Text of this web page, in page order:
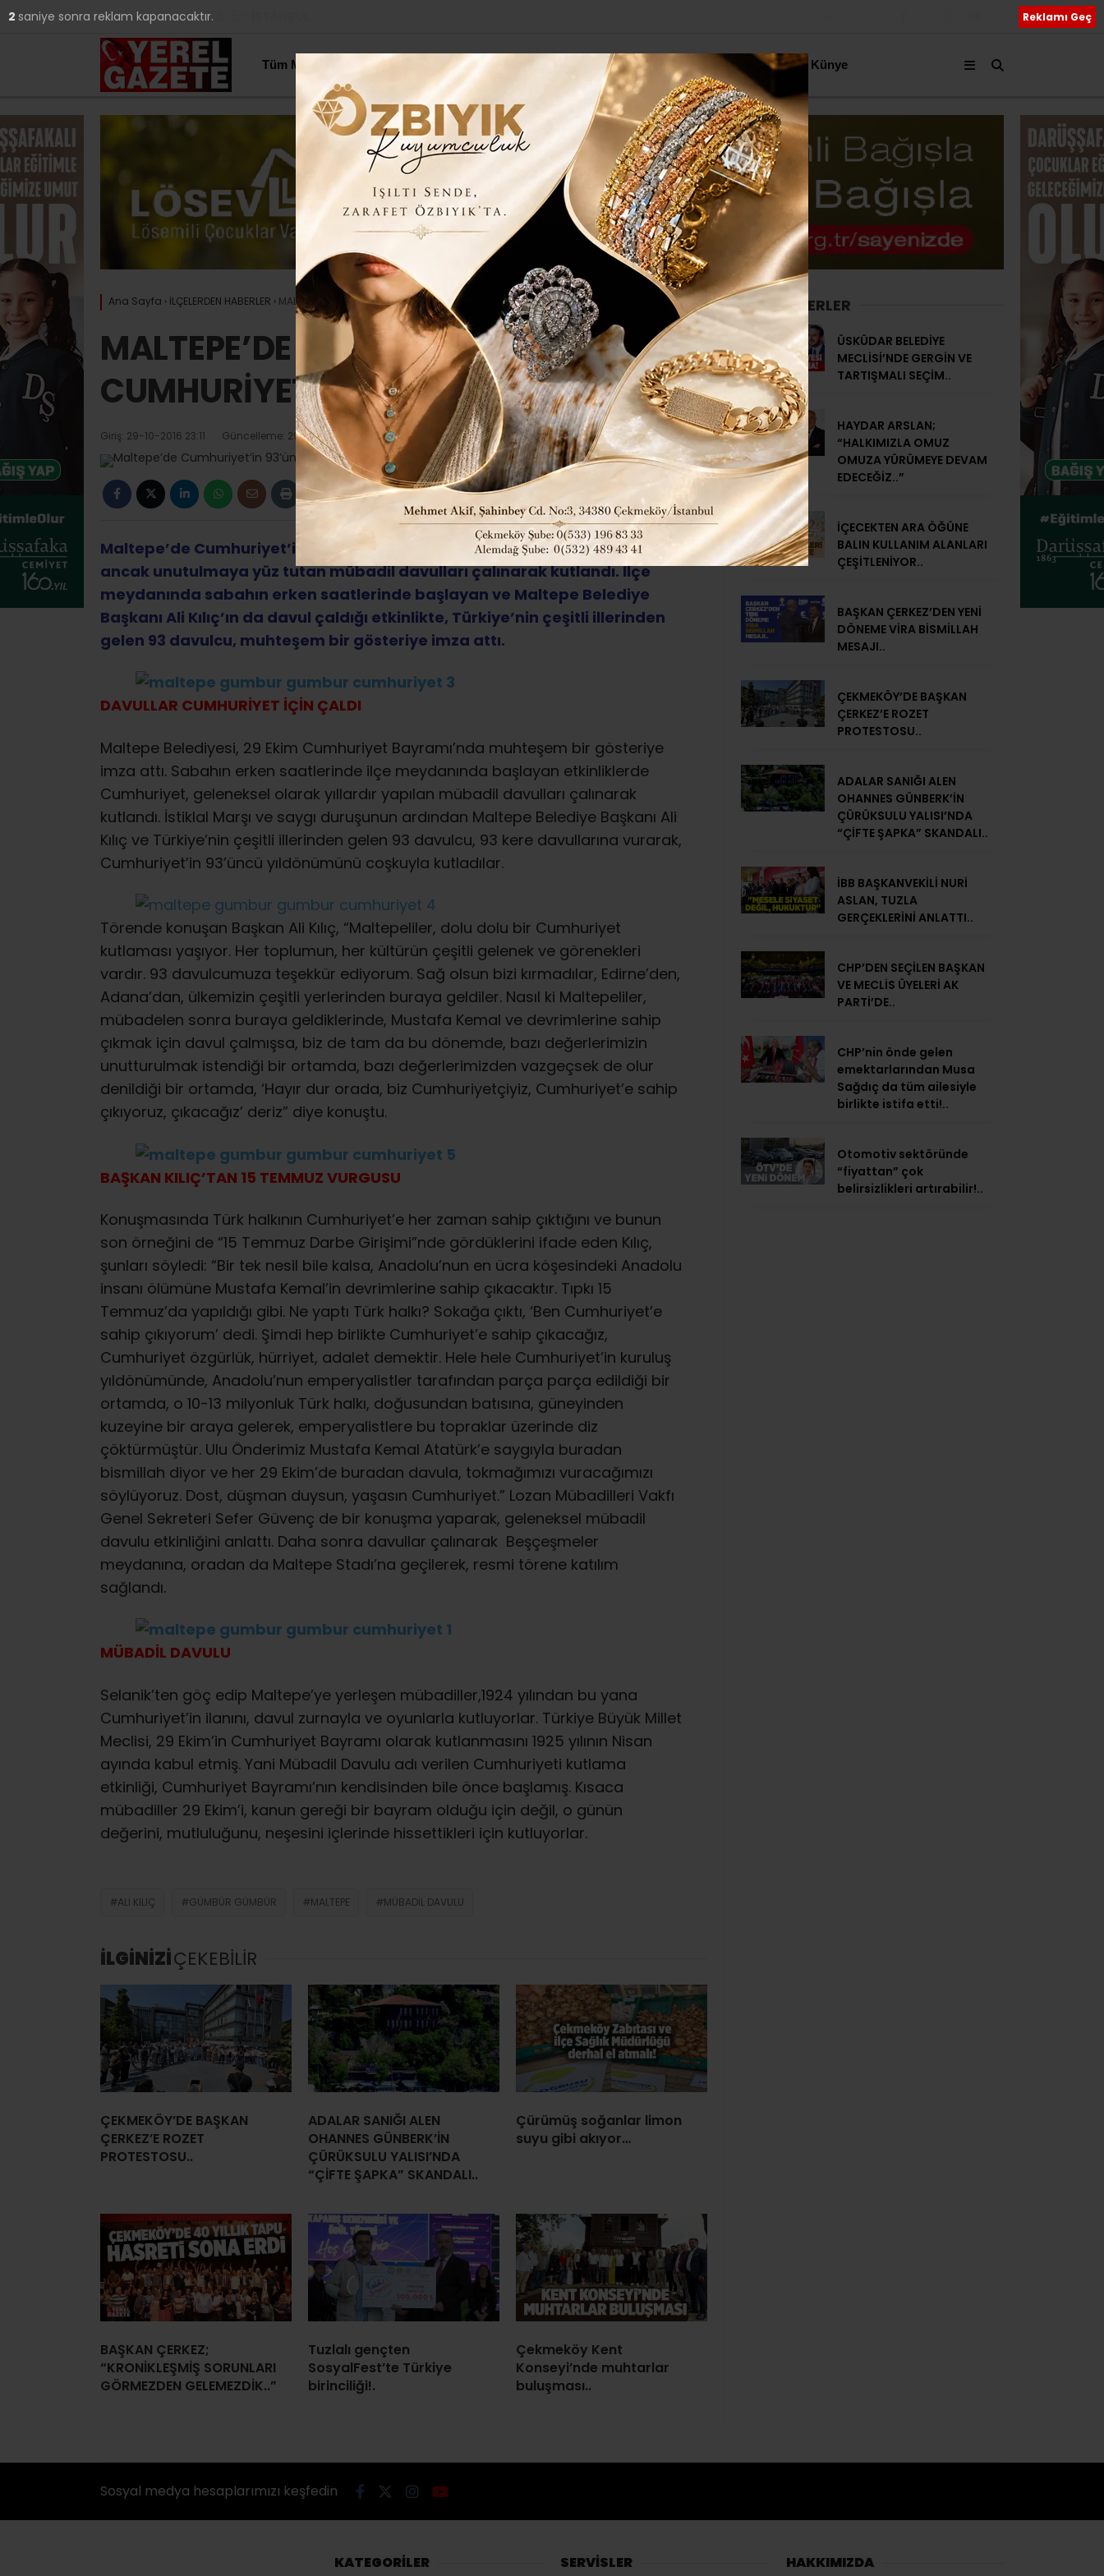
YAZARLAR 24.5
Tüm Manşetler Yerel Haberler Genel Siyaset Kültür Sanat Hakkımızda Künye
Ana Sayfa › İLÇELERDEN HABERLER › MALTEPE’DE GÜMBÜR GÜMBÜR CUMHURİYET..
MALTEPE’DE GÜMBÜR GÜMBÜR
CUMHURİYET..
Giriş: 29-10-2016 23:11 Güncelleme: 29-10-2016 23:16 255 İLÇELERDEN HABERLER
Maltepe’de Cumhuriyet’in 93’üncü yılı, geleneksel olarak yıllardır yapılan
ancak unutulmaya yüz tutan mübadil davulları çalınarak kutlandı. İlçe
meydanında sabahın erken saatlerinde başlayan ve Maltepe Belediye
Başkanı Ali Kılıç’ın da davul çaldığı etkinlikte, Türkiye’nin çeşitli illerinden
gelen 93 davulcu, muhteşem bir gösteriye imza attı.
DAVULLAR CUMHURİYET İÇİN ÇALDI
Maltepe Belediyesi, 29 Ekim Cumhuriyet Bayramı’nda muhteşem bir gösteriye
imza attı. Sabahın erken saatlerinde ilçe meydanında başlayan etkinliklerde
Cumhuriyet, geleneksel olarak yıllardır yapılan mübadil davulları çalınarak
kutlandı. İstiklal Marşı ve saygı duruşunun ardından Maltepe Belediye Başkanı Ali
Kılıç ve Türkiye’nin çeşitli illerinden gelen 93 davulcu, 93 kere davullarına vurarak,
Cumhuriyet’in 93’üncü yıldönümünü coşkuyla kutladılar.
Törende konuşan Başkan Ali Kılıç, “Maltepeliler, dolu dolu bir Cumhuriyet
kutlaması yaşıyor. Her toplumun, her kültürün çeşitli gelenek ve görenekleri
vardır. 93 davulcumuza teşekkür ediyorum. Sağ olsun bizi kırmadılar, Edirne’den,
Adana’dan, ülkemizin çeşitli yerlerinden buraya geldiler. Nasıl ki Maltepeliler,
mübadelen sonra buraya geldiklerinde, Mustafa Kemal ve devrimlerine sahip
çıkmak için davul çalmışsa, biz de tam da bu dönemde, bazı değerlerimizin
unutturulmak istendiği bir ortamda, bazı değerlerimizden vazgeçsek de olur
denildiği bir ortamda, ‘Hayır dur orada, biz Cumhuriyetçiyiz, Cumhuriyet’e sahip
çıkıyoruz, çıkacağız’ deriz” diye konuştu.
BAŞKAN KILIÇ’TAN 15 TEMMUZ VURGUSU
Konuşmasında Türk halkının Cumhuriyet’e her zaman sahip çıktığını ve bunun
son örneğini de “15 Temmuz Darbe Girişimi”nde gördüklerini ifade eden Kılıç,
şunları söyledi: “Bir tek nesil bile kalsa, Anadolu’nun en ücra köşesindeki Anadolu
insanı ölümüne Mustafa Kemal’in devrimlerine sahip çıkacaktır. Tıpkı 15
Temmuz’da yapıldığı gibi. Ne yaptı Türk halkı? Sokağa çıktı, ‘Ben Cumhuriyet’e
sahip çıkıyorum’ dedi. Şimdi hep birlikte Cumhuriyet’e sahip çıkacağız,
Cumhuriyet özgürlük, hürriyet, adalet demektir. Hele hele Cumhuriyet’in kuruluş
yıldönümünde, Anadolu’nun emperyalistler tarafından parça parça edildiği bir
ortamda, o 10-13 milyonluk Türk halkı, doğusundan batısına, güneyinden
kuzeyine bir araya gelerek, emperyalistlere bu topraklar üzerinde diz
çöktürmüştür. Ulu Önderimiz Mustafa Kemal Atatürk’e saygıyla buradan
bismillah diyor ve her 29 Ekim’de buradan davula, tokmağımızı vuracağımızı
söylüyoruz. Dost, düşman duysun, yaşasın Cumhuriyet.” Lozan Mübadilleri Vakfı
Genel Sekreteri Sefer Güvenç de bir konuşma yaparak, geleneksel mübadil
davulu etkinliğini anlattı. Daha sonra davullar çalınarak Beşçeşmeler
meydanına, oradan da Maltepe Stadı’na geçilerek, resmi törene katılım
sağlandı.
MÜBADİL DAVULU
Selanik’ten göç edip Maltepe’ye yerleşen mübadiller,1924 yılından bu yana
Cumhuriyet’in ilanını, davul zurnayla ve oyunlarla kutluyorlar. Türkiye Büyük Millet
Meclisi, 29 Ekim’in Cumhuriyet Bayramı olarak kutlanmasını 1925 yılının Nisan
ayında kabul etmiş. Yani Mübadil Davulu adı verilen Cumhuriyeti kutlama
etkinliği, Cumhuriyet Bayramı’nın kendisinden bile önce başlamış. Kısaca
mübadiller 29 Ekim’i, kanun gereği bir bayram olduğu için değil, o günün
değerini, mutluluğunu, neşesini içlerinde hissettikleri için kutluyorlar.
ALI KILIÇ GÜMBÜR GÜMBÜR MALTEPE MÜBADIL DAVULU
İLGİNİZİÇEKEBİLİR
ÇEKMEKÖY’DE BAŞKAN
ÇERKEZ’E ROZET
PROTESTOSU..
ADALAR SANIĞI ALEN
OHANNES GÜNBERK’İN
ÇÜRÜKSULU YALISI’NDA
“ÇİFTE ŞAPKA” SKANDALI..
Çürümüş soğanlar limon
suyu gibi akıyor…
BAŞKAN ÇERKEZ;
“KRONİKLEŞMİŞ SORUNLARI
GÖRMEZDEN GELEMEZDİK..”
Tuzlalı gençten
SosyalFest’te Türkiye
birinciliği!.
Çekmeköy Kent
Konseyi’nde muhtarlar
buluşması..
SON HABERLER
ÜSKÜDAR BELEDİYE
MECLİSİ’NDE GERGİN VE
TARTIŞMALI SEÇİM..
HAYDAR ARSLAN;
“HALKIMIZLA OMUZ
OMUZA YÜRÜMEYE DEVAM
EDECEĞİZ..”
İÇECEKTEN ARA ÖĞÜNE
BALIN KULLANIM ALANLARI
ÇEŞİTLENİYOR..
BAŞKAN ÇERKEZ’DEN YENİ
DÖNEME VİRA BİSMİLLAH
MESAJI..
ÇEKMEKÖY’DE BAŞKAN
ÇERKEZ’E ROZET
PROTESTOSU..
ADALAR SANIĞI ALEN
OHANNES GÜNBERK’İN
ÇÜRÜKSULU YALISI’NDA
“ÇİFTE ŞAPKA” SKANDALI..
İBB BAŞKANVEKİLİ NURİ
ASLAN, TUZLA
GERÇEKLERİNİ ANLATTI..
CHP’DEN SEÇİLEN BAŞKAN
VE MECLİS ÜYELERİ AK
PARTİ’DE..
CHP’nin önde gelen
emektarlarından Musa
Sağdıç da tüm ailesiyle
birlikte istifa etti!..
Otomotiv sektöründe
“fiyattan” çok
belirsizlikleri artırabilir!..
1 saniye sonra reklam kapanacaktır. Reklamı Geç
Sosyal medya hesaplarımızı keşfedin
KATEGORİLER SERVİSLER HAKKIMIZDA